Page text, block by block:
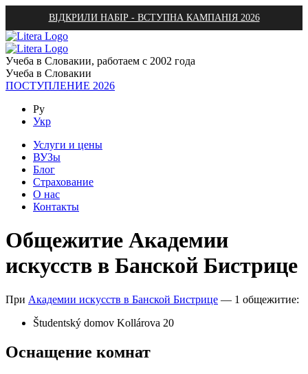
ВІДКРИЛИ НАБІР - ВСТУПНА КАМПАНІЯ 2026
Учеба в Словакии, работаем с 2002 года
Учеба в Словакии
ПОСТУПЛЕНИЕ 2026
Ру
Укр
Услуги и цены
ВУЗы
Блог
Страхование
О нас
Контакты
Общежитие Академии
искусств в Банской Бистрице
При Академии искусств в Банской Бистрице — 1 общежитие:
Študentský domov Kollárova 20
Оснащение комнат